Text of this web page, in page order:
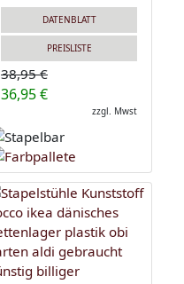
DATENBLATT
PREISLISTE
38,95 €
36,95 €
zzgl. Mwst